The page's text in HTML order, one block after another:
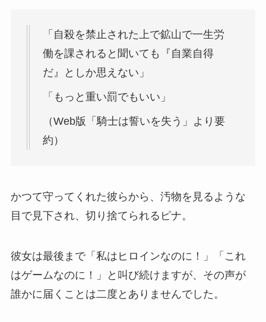
「自殺を禁止された上で鉱山で一生労
働を課されると聞いても『自業自得
だ』としか思えない」
「もっと重い罰でもいい」
（Web版「騎士は誓いを失う」より要
約）
かつて守ってくれた彼らから、汚物を見るような
目で見下され、切り捨てられるピナ。
彼女は最後まで「私はヒロインなのに！」「これ
はゲームなのに！」と叫び続けますが、その声が
誰かに届くことは二度とありませんでした。